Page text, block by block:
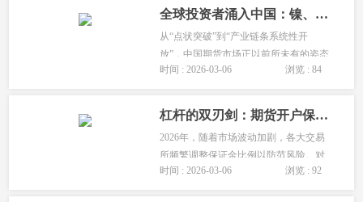
参与者，为您呈现一幅完整的准入地
图。...
全球投资者涌入中国：镍、碳酸锂等14个新品种对外开放，境外投资者如何开户
从“点状突破”到“产业链条系统性开
放”，中国期货市场正以前所未有的姿态
拥抱世界。本文将站在境外投资者的视
户，分享这波对外开放的政策红利。...
时间 : 2026-03-06 浏览 : 84
杠杆的双刃剑：期货开户保证金比例详解，如何利用资金效率最大化
2026年，随着市场波动加剧，各大交易
所频繁调整保证金比例以防范风险。对
于刚刚开户的投资者来说，理解保证金
时间 : 2026-03-06 浏览 : 92